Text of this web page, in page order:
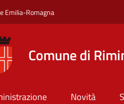
Emilia-Romagna
Comune di
Novità